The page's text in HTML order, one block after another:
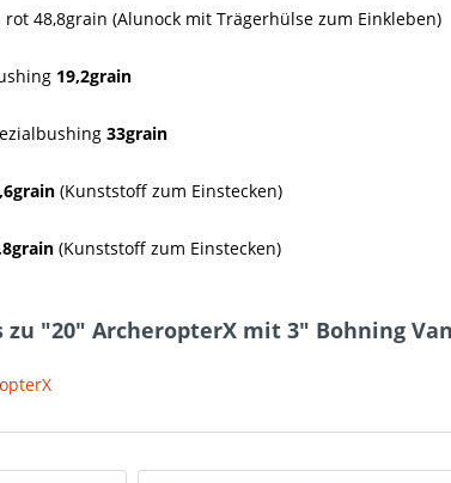
48,8grain (Alunock mit Trägerhülse zum Einkleben)
19,2grain
33grain
(Kunststoff zum Einstecken)
(Kunststoff zum Einstecken)
"20" ArcheropterX mit 3" Bohning